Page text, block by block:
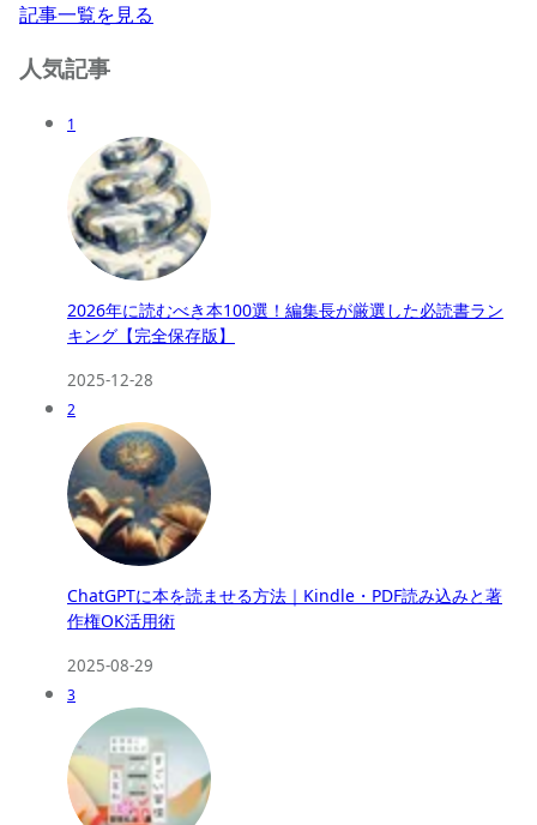
記事一覧を見る
人気記事
1
2026年に読むべき本100選！編集長が厳選した必読書ラン
キング【完全保存版】
2025-12-28
2
ChatGPTに本を読ませる方法｜Kindle・PDF読み込みと著
作権OK活用術
2025-08-29
3